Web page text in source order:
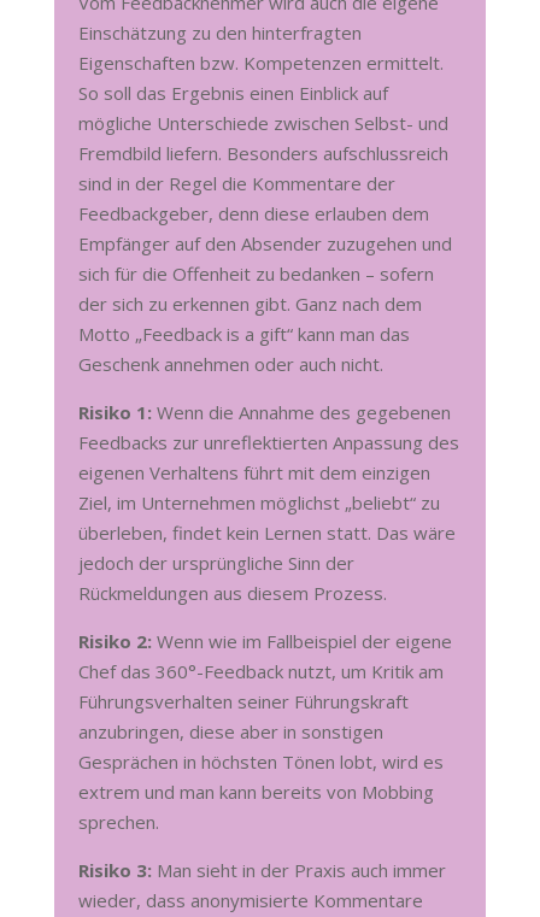
Einschätzung zu den hinterfragten
Eigenschaften bzw. Kompetenzen ermittelt.
So soll das Ergebnis einen Einblick auf
mögliche Unterschiede zwischen Selbst- und
Fremdbild liefern. Besonders aufschlussreich
sind in der Regel die Kommentare der
Feedbackgeber, denn diese erlauben dem
Empfänger auf den Absender zuzugehen und
sich für die Offenheit zu bedanken – sofern
der sich zu erkennen gibt. Ganz nach dem
Motto „Feedback is a gift“ kann man das
Geschenk annehmen oder auch nicht.
Risiko 1: Wenn die Annahme des gegebenen
Feedbacks zur unreflektierten Anpassung des
eigenen Verhaltens führt mit dem einzigen
Ziel, im Unternehmen möglichst „beliebt“ zu
überleben, findet kein Lernen statt. Das wäre
jedoch der ursprüngliche Sinn der
Rückmeldungen aus diesem Prozess.
Risiko 2: Wenn wie im Fallbeispiel der eigene
Chef das 360°-Feedback nutzt, um Kritik am
Führungsverhalten seiner Führungskraft
anzubringen, diese aber in sonstigen
Gesprächen in höchsten Tönen lobt, wird es
extrem und man kann bereits von Mobbing
sprechen.
Risiko 3: Man sieht in der Praxis auch immer
wieder, dass anonymisierte Kommentare